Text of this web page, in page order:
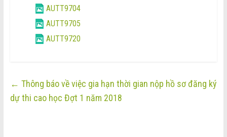
AUTT9704
AUTT9705
AUTT9720
← Thông báo về việc gia hạn thời gian nộp hồ sơ đăng ký
dự thi cao học Đợt 1 năm 2018